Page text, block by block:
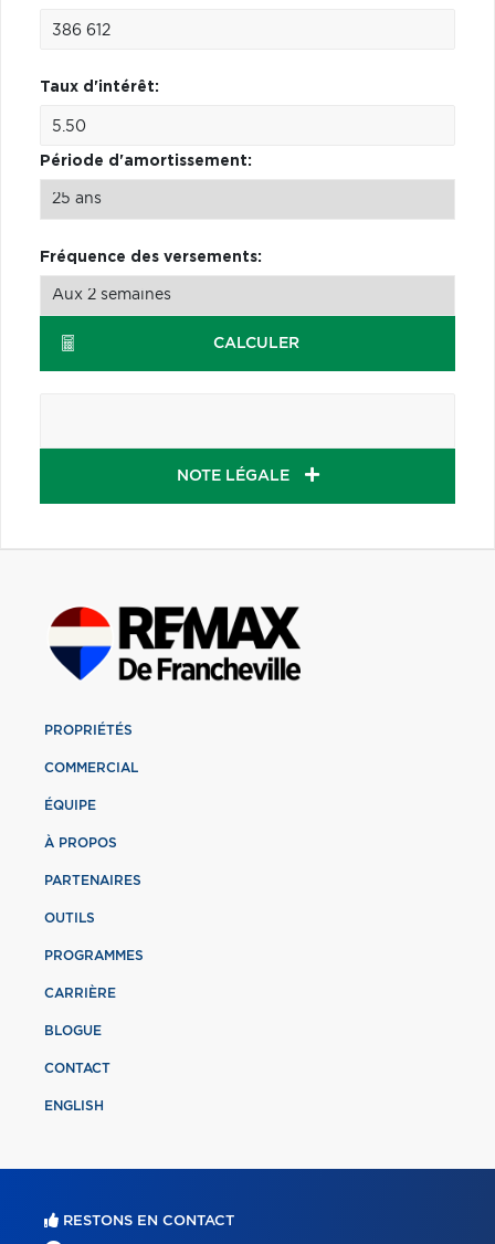
Taux d'intérêt:
Période d'amortissement:
Fréquence des versements:
CALCULER
NOTE LÉGALE
PROPRIÉTÉS
COMMERCIAL
ÉQUIPE
À PROPOS
PARTENAIRES
OUTILS
PROGRAMMES
CARRIÈRE
BLOGUE
CONTACT
ENGLISH
RESTONS EN CONTACT